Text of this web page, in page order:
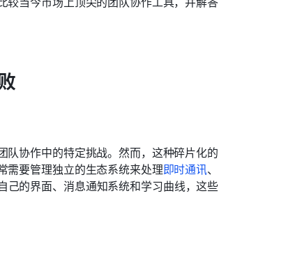
协作中的特定挑战。然而，这种碎片化的
需要管理独立的生态系统来处理即时通讯、
的界面、消息通知系统和学习曲线，这些